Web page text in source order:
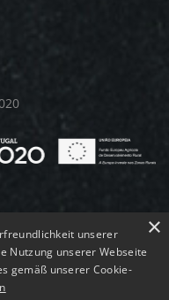
×
unserer
Nutzung unserer Webseite
gemäß unserer Cookie-